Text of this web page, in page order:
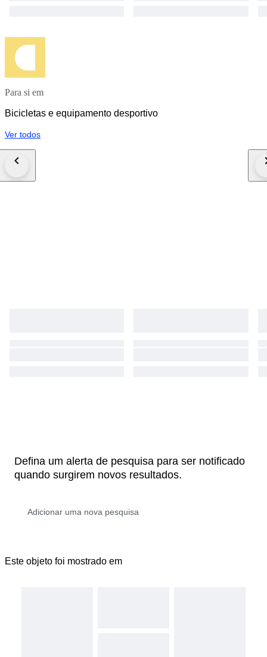
Para si em
Bicicletas e equipamento desportivo
Ver todos
Defina um alerta de pesquisa para ser notificado
quando surgirem novos resultados.
Este objeto foi mostrado em